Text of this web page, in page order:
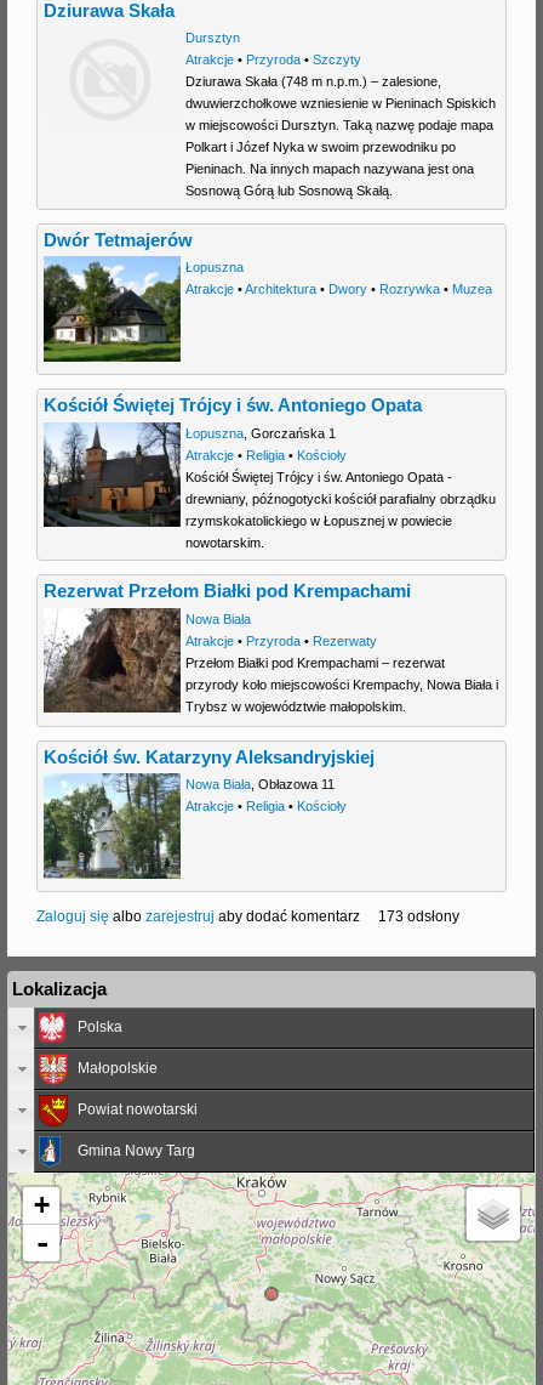
Dziurawa Skała
Dursztyn
Atrakcje• Przyroda• Szczyty
Dziurawa Skała (748 m n.p.m.) – zalesione,
dwuwierzchołkowe wzniesienie w Pieninach Spiskich
w miejscowości Dursztyn. Taką nazwę podaje mapa
Polkart i Józef Nyka w swoim przewodniku po
Pieninach. Na innych mapach nazywana jest ona
Sosnową Górą lub Sosnową Skałą.
Dwór Tetmajerów
Łopuszna
Atrakcje•Architektura• Dwory• Rozrywka• Muzea
Kościół Świętej Trójcy i św. Antoniego Opata
Łopuszna, Gorczańska 1
Atrakcje• Religia• Kościoły
Kościół Świętej Trójcy i św. Antoniego Opata -
drewniany, późnogotycki kościół parafialny obrządku
rzymskokatolickiego w Łopusznej w powiecie
nowotarskim.
Rezerwat Przełom Białki pod Krempachami
Nowa Biała
Atrakcje• Przyroda• Rezerwaty
Przełom Białki pod Krempachami – rezerwat
przyrody koło miejscowości Krempachy, Nowa Biała i
Trybsz w województwie małopolskim.
Kościół św. Katarzyny Aleksandryjskiej
Nowa Biała, Obłazowa 11
Atrakcje• Religia• Kościoły
Zaloguj się albo zarejestruj aby dodać komentarz 173 odsłony
Lokalizacja
Polska
Małopolskie
Powiat nowotarski
Gmina Nowy Targ
+
-